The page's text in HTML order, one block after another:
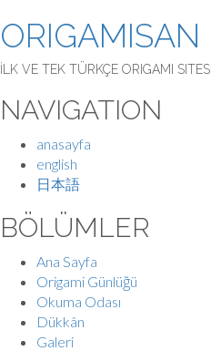
ORIGAMISAN
İLK VE TEK TÜRKÇE ORIGAMI SITESI
NAVIGATION
anasayfa
english
日本語
BÖLÜMLER
Ana Sayfa
Origami Günlüğü
Okuma Odası
Dükkân
Galeri